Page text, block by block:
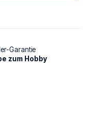
Garantie
zum Hobby